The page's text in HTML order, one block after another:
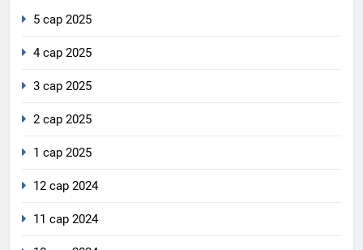
5 сар 2025
4 сар 2025
3 сар 2025
2 сар 2025
1 сар 2025
12 сар 2024
11 сар 2024